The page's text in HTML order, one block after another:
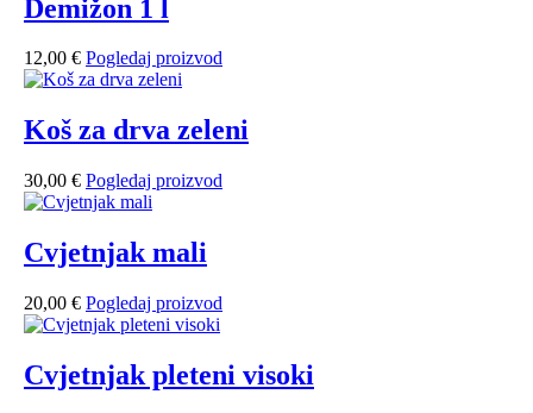
Demižon 1 l
12,00 € Pogledaj proizvod
Koš za drva zeleni
30,00 € Pogledaj proizvod
Cvjetnjak mali
20,00 € Pogledaj proizvod
Cvjetnjak pleteni visoki